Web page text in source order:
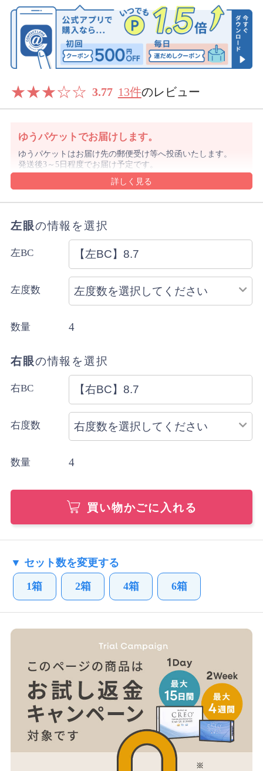
★★★☆☆ 3.77 13件のレビュー
ゆうパケットでお届けします。
ゆうパケットはお届け先の郵便受け等へ投函いたします。
発送後3～5日程度でお届け予定です。
沖縄県や離島は1週間前後でのお届け予定となります。
ゆうパケットの規定のサイズを超える購入数の場合や代金
詳細・ご注意事項はご利用ガイドをご確認ください。
ご注文内容により上記と異なる場合があります。
配送方法のご指定はできません。
左眼の情報を選択
左BC
左度数
数量 4
右眼の情報を選択
右BC
右度数
数量 4
買い物かごに入れる
▼ セット数を変更する
1箱 2箱 4箱 6箱